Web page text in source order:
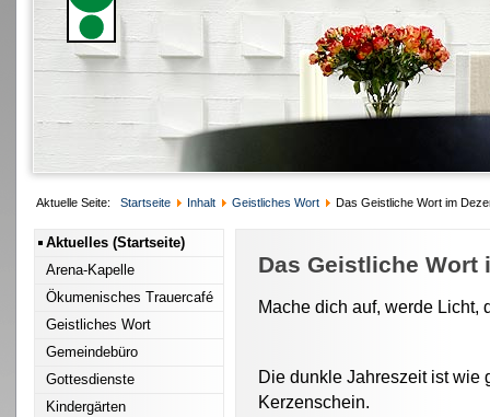
Aktuelle Seite: Startseite Inhalt Geistliches Wort Das Geistliche Wort im
Aktuelles (Startseite)
Arena-Kapelle
Ökumenisches Trauercafé
Geistliches Wort
Gemeindebüro
Gottesdienste
Kindergärten
Das Geistliche Wort
Mache dich auf, werde Licht,
Die dunkle Jahreszeit ist wie
Kerzenschein.